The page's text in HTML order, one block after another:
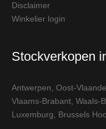
Disclaimer
Winkelier login
Stockverkopen
Antwerpen, Oost-
Vlaams-Brabant, Waals-
Luxemburg, Brussels